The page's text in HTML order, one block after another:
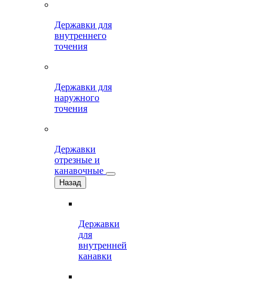
Державки для
внутреннего
точения
Державки для
наружного
точения
Державки
отрезные и
канавочные
Назад
Державки
для
внутренней
канавки